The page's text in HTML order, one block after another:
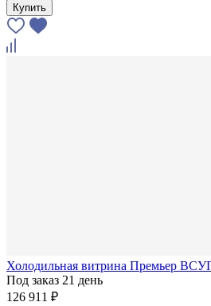
Купить
Холодильная витрина Премьер
Под заказ 21 день
126 911 ₽